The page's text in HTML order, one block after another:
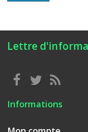
Lettre
Informations